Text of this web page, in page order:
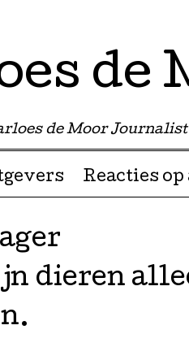
de
de Moor Journalist
Reacties
dieren